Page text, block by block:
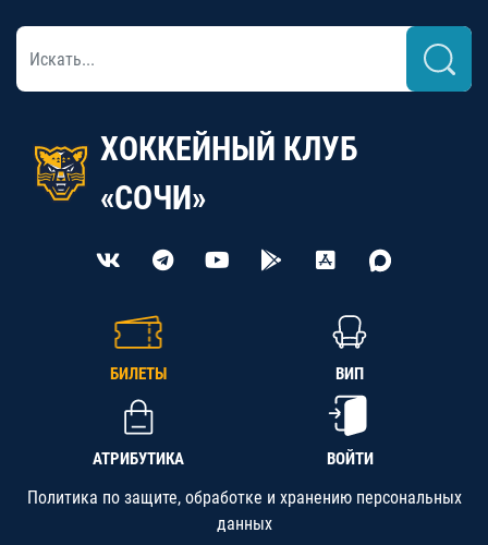
ХОККЕЙНЫЙ КЛУБ
«СОЧИ»
БИЛЕТЫ ВИП
АТРИБУТИКА ВОЙТИ
Политика по защите, обработке и хранению персональных
данных